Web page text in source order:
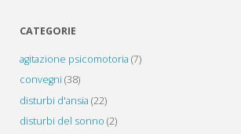
CATEGORIE
agitazione psicomotoria (7)
convegni (38)
disturbi d'ansia (22)
disturbi del sonno (2)